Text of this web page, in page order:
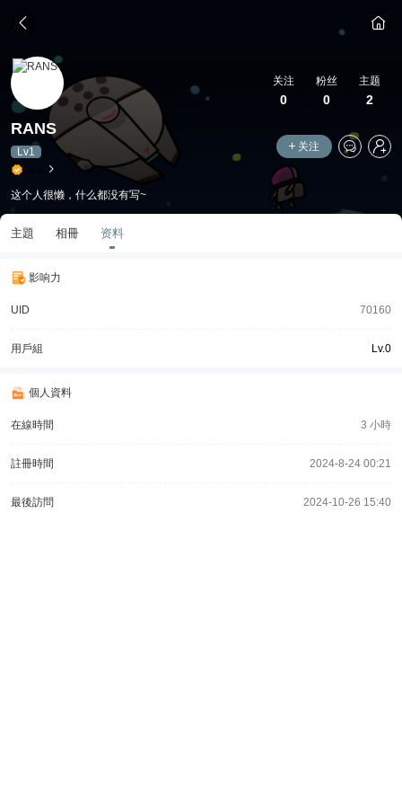
关注
0
粉丝
0
主题
2
RANS
Lv1 关注
这个人很懒，什么都没有写~
主題 相冊 资料
影响力
UID 70160
用戶組 Lv.0
個人資料
在線時間 3 小時
註冊時間 2024-8-24 00:21
最後訪問 2024-10-26 15:40